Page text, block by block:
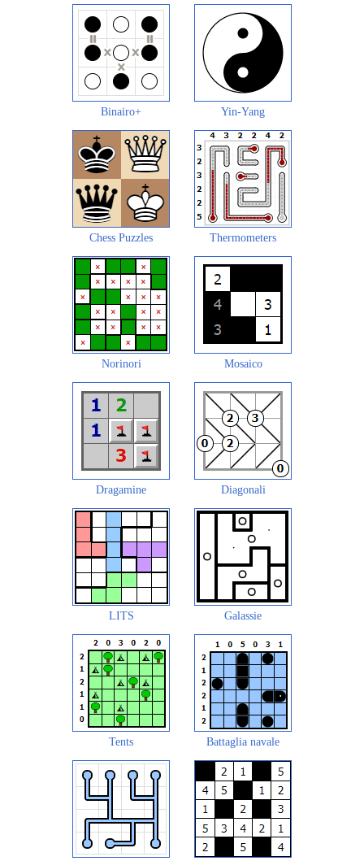
Binairo+ Yin-Yang
Chess Puzzles Thermometers
Norinori Mosaico
Dragamine Diagonali
LITS Galassie
Tents Battaglia navale